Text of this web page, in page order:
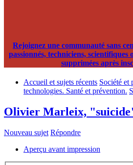
Rejoignez une communauté sans
passionnés, techniciens, scientifiques
supprimées après
Accueil et sujets récents Société et
technologies. Santé et prévention.
Olivier Marleix,
Nouveau sujet Répondre
Aperçu avant impression